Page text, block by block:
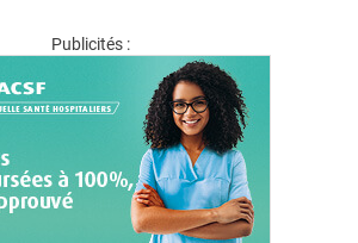
Publicités :